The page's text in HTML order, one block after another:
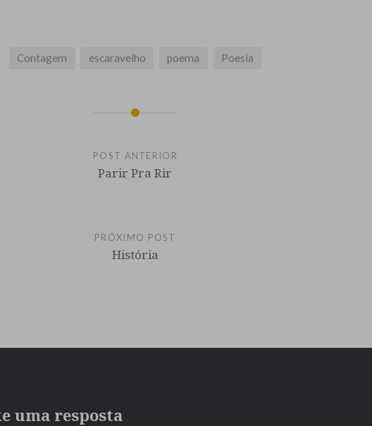
Contagem escaravelho poema Poesia
POST ANTERIOR
Parir Pra Rir
PRÓXIMO POST
História
uma resposta